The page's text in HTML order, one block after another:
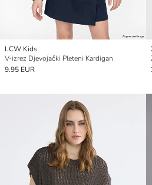
LCW Kids
V-izrez Djevojački Pleteni Kardigan
9.95 EUR